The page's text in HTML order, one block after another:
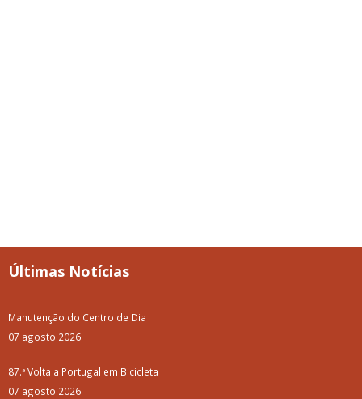
Últimas Notícias
Manutenção do Centro de Dia
07 agosto 2026
87.ª Volta a Portugal em Bicicleta
07 agosto 2026